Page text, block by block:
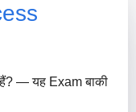
— यह Exam बाकी